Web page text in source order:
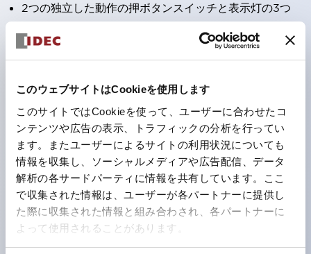
このウェブサイトはCookieを使用します
このサイトではCookieを使って、ユーザーに合わせたコ
ンテンツや広告の表示、トラフィックの分析を行ってい
ます。またユーザーによるサイトの利用状況についても
情報を収集し、ソーシャルメディアや広告配信、データ
解析の各サードパーティに情報を共有しています。ここ
で収集された情報は、ユーザーが各パートナーに提供し
た際に収集された情報と組み合わされ、各パートナーに
よって使用されることがあります。
2つの独立した動作の押ボタンスイッチと表示灯の3つ
の機能を1つのスイッチで可能にした2点押ボタンスイッ
チも完備。
1つで6色の役をこなすLED球（LSRD球）。これまで色
ごとに分かれていたLED球を、1色のLED球で各色を表
現できるようにしました。
カラーユニバーサルデザインに対応。表示灯（角平形）
の点灯/消灯の認識および、点灯時のランプ色の識別が
対応。
ISO 3864-4安全色に対応。危険時や緊急事態時の色表
現がより明確・鮮明で、より多くの方が識別可能に。